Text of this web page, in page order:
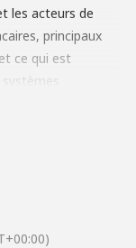
les acteurs de
principaux
ce qui est